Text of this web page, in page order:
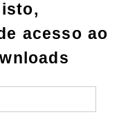
acesso ao